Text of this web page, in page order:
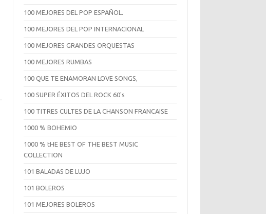
100 MEJORES DEL POP ESPAÑOL.
100 MEJORES DEL POP INTERNACIONAL
100 MEJORES GRANDES ORQUESTAS
100 MEJORES RUMBAS
100 QUE TE ENAMORAN LOVE SONGS,
100 SUPER ÉXITOS DEL ROCK 60's
100 TITRES CULTES DE LA CHANSON FRANCAISE
1000 % BOHEMIO
1000 % tHE BEST OF THE BEST MUSIC
COLLECTION
101 BALADAS DE LUJO
101 BOLEROS
101 MEJORES BOLEROS